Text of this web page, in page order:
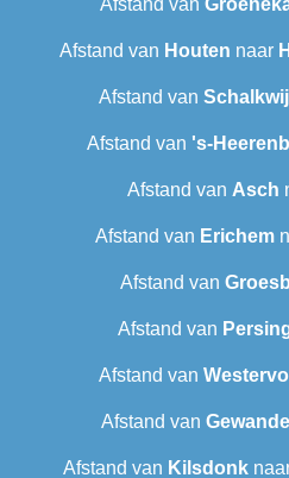
Afstand van
Afstand van Houten naar
Afstand van
Afstand van 's-
Afstand van Asch
Afstand van Erichem
Afstand van
Afstand van
Afstand van
Afstand van Gewande
Afstand van Kilsdonk